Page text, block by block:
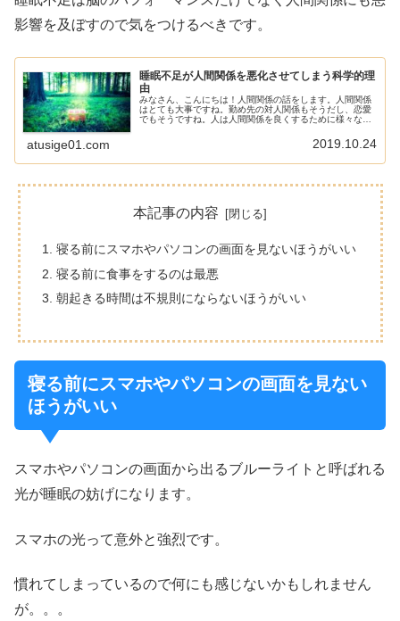
影響を及ぼすので気をつけるべきです。
睡眠不足が人間関係を悪化させてしまう科学的理
由
みなさん、こんにちは！人間関係の話をします。人間関係
はとても大事ですね。勤め先の対人関係もそうだし、恋愛
でもそうですね。人は人間関係を良くするために様々な努
atusige01.com 2019.10.24
本記事の内容
寝る前にスマホやパソコンの画面を見ないほうがいい
寝る前に食事をするのは最悪
朝起きる時間は不規則にならないほうがいい
寝る前にスマホやパソコンの画面を見ない
ほうがいい
スマホやパソコンの画面から出るブルーライトと呼ばれる
光が睡眠の妨げになります。
スマホの光って意外と強烈です。
慣れてしまっているので何にも感じないかもしれません
が。。。